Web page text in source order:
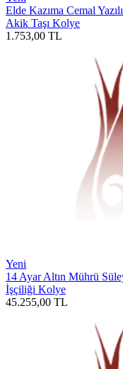
Elde Kazıma Cemal
Akik Taşı Kolye
1.753,00 TL
Yeni
14 Ayar Altın Mührü
İşçiliği Kolye
45.255,00 TL